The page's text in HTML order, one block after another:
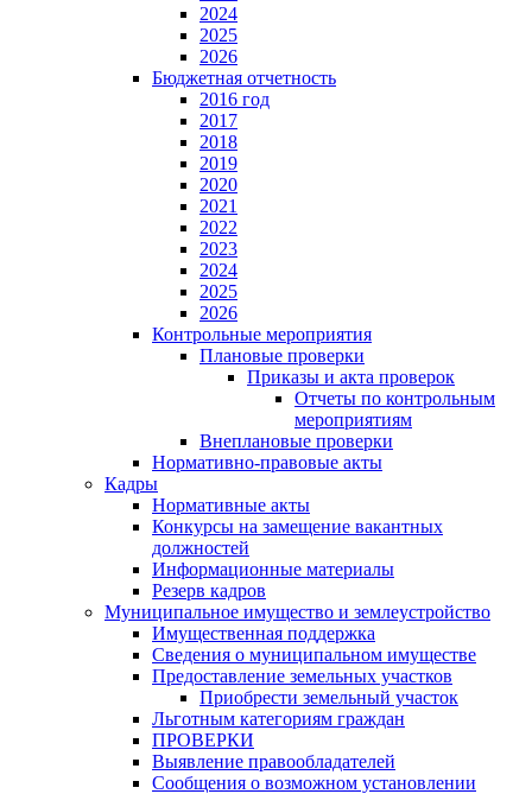
2024
2025
2026
Бюджетная отчетность
2016 год
2017
2018
2019
2020
2021
2022
2023
2024
2025
2026
Контрольные мероприятия
Плановые проверки
Приказы и акта проверок
Отчеты по контрольным
мероприятиям
Внеплановые проверки
Нормативно-правовые акты
Кадры
Нормативные акты
Конкурсы на замещение вакантных
должностей
Информационные материалы
Резерв кадров
Муниципальное имущество и землеустройство
Имущественная поддержка
Сведения о муниципальном имуществе
Предоставление земельных участков
Приобрести земельный участок
Льготным категориям граждан
ПРОВЕРКИ
Выявление правообладателей
Сообщения о возможном установлении